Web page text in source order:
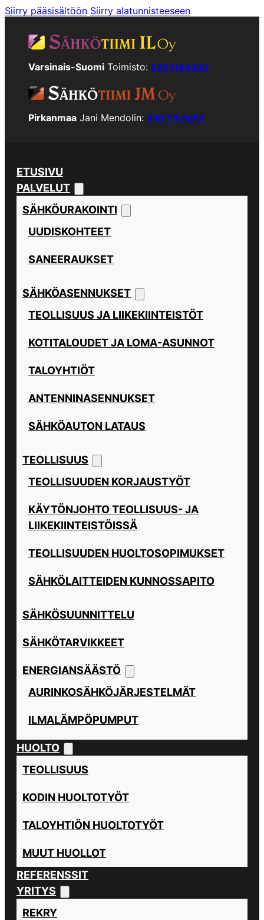
Siirry pääsisältöön Siirry alatunnisteeseen
Varsinais-Suomi Toimisto: 020 718 8300
Pirkanmaa Jani Mendolin: 040 775 6050
ETUSIVU
PALVELUT
SÄHKÖURAKOINTI
UUDISKOHTEET
SANEERAUKSET
SÄHKÖASENNUKSET
TEOLLISUUS JA LIIKEKIINTEISTÖT
KOTITALOUDET JA LOMA-ASUNNOT
TALOYHTIÖT
ANTENNINASENNUKSET
SÄHKÖAUTON LATAUS
TEOLLISUUS
TEOLLISUUDEN KORJAUSTYÖT
KÄYTÖNJOHTO TEOLLISUUS- JA
LIIKEKIINTEISTÖISSÄ
TEOLLISUUDEN HUOLTOSOPIMUKSET
SÄHKÖLAITTEIDEN KUNNOSSAPITO
SÄHKÖSUUNNITTELU
SÄHKÖTARVIKKEET
ENERGIANSÄÄSTÖ
AURINKOSÄHKÖJÄRJESTELMÄT
ILMALÄMPÖPUMPUT
HUOLTO
TEOLLISUUS
KODIN HUOLTOTYÖT
TALOYHTIÖN HUOLTOTYÖT
MUUT HUOLLOT
REFERENSSIT
YRITYS
REKRY